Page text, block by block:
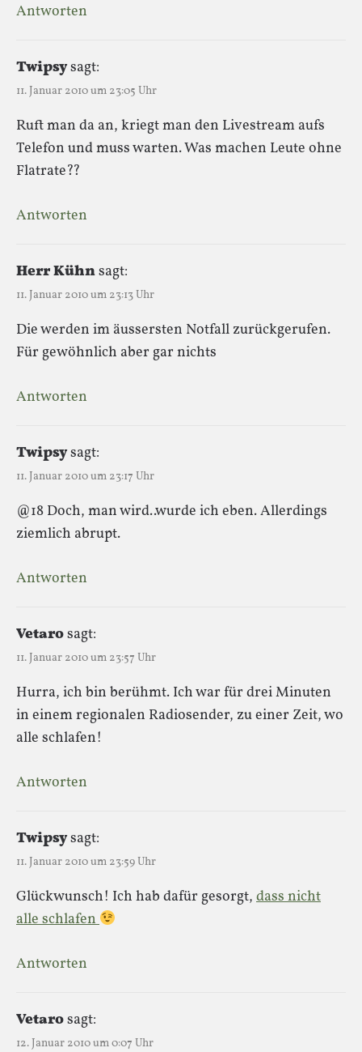
Antworten
Twipsysagt:
11. Januar 2010 um 23:05 Uhr
Ruft man da an, kriegt man den Livestream aufs
Telefon und muss warten. Was machen Leute ohne
Flatrate??
Antworten
Herr Kühnsagt:
11. Januar 2010 um 23:13 Uhr
Die werden im äussersten Notfall zurückgerufen.
Für gewöhnlich aber gar nichts
Antworten
Twipsysagt:
11. Januar 2010 um 23:17 Uhr
@18 Doch, man wird..wurde ich eben. Allerdings
ziemlich abrupt.
Antworten
Vetarosagt:
11. Januar 2010 um 23:57 Uhr
Hurra, ich bin berühmt. Ich war für drei Minuten
in einem regionalen Radiosender, zu einer Zeit, wo
alle schlafen!
Antworten
Twipsysagt:
11. Januar 2010 um 23:59 Uhr
Glückwunsch! Ich hab dafür gesorgt, dass nicht
alle schlafen
Antworten
Vetarosagt:
12. Januar 2010 um 0:07 Uhr